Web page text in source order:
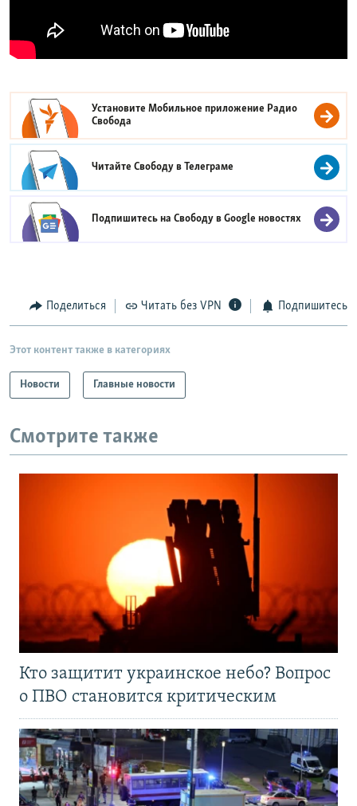
Установите Мобильное приложение Радио
Свобода
Читайте Свободу вТелеграме
Подпишитесь на Свободу вGoogle новостях
Поделиться Читать без VPN Подпишитесь
Этот контент также в категориях
Новости Главные новости
Смотрите также
Кто защитит украинское небо? Вопрос
о ПВО становится критическим